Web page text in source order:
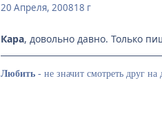
20 Апреля, 200818 г
Кара, довольно давно. Только
Любить - не значит смотреть друг